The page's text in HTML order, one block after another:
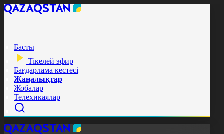
Басты
Тікелей эфир
Бағдарлама кестесі
Жаңалықтар
Жобалар
Телехикаялар